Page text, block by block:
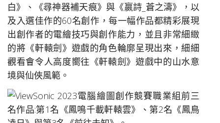
白》、《尋神器補天痕》與《嬴詩_蒼之濤》，以
及入選佳作的60名創作，每一幅作品都精彩展現
出創作者的電繪技巧與創作能力，並且非常細緻
的將《軒轅劍》遊戲的角色輪廓呈現出來，細細
觀看會令人高度嚮往《軒轅劍》遊戲中的山水意
境與仙俠風範。